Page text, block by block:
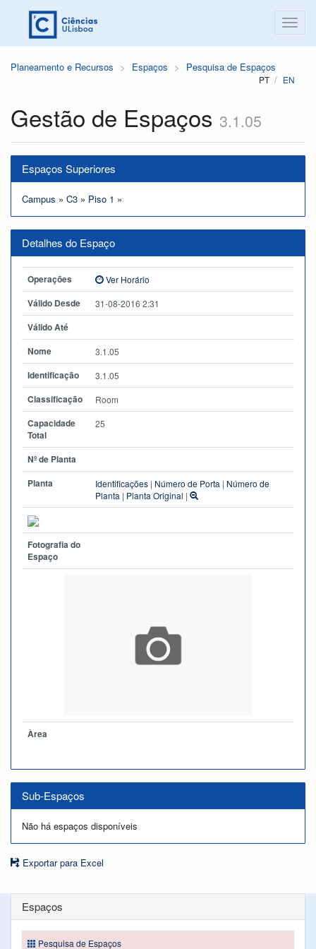
Planeamento e Recursos Espaços Pesquisa de Espaços
PT EN
Gestão de Espaços 3.1.05
Espaços Superiores
Campus » C3 » Piso 1 »
Detalhes do Espaço
Operações Ver Horário
Válido Desde 31-08-2016 2:31
Válido Até
Nome
3.1.05
Identificação 3.1.05
Classificação Room
Capacidade
Total
25
Nº de Planta
Planta
Identificações | Número de Porta | Número de
Planta | Planta Original |
Fotografia do
Espaço
Àrea
Sub-Espaços
Não há espaços disponíveis
Exportar para Excel
Espaços
Pesquisa de Espaços